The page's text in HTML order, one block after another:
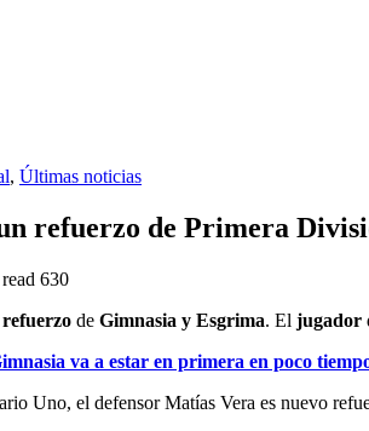
, Últimas noticias
refuerzo de Primera
read 630
refuerzo de Gimnasia y Esgrima. El jugador
va a estar en primera en poco
Uno, el defensor Matías Vera es nuevo